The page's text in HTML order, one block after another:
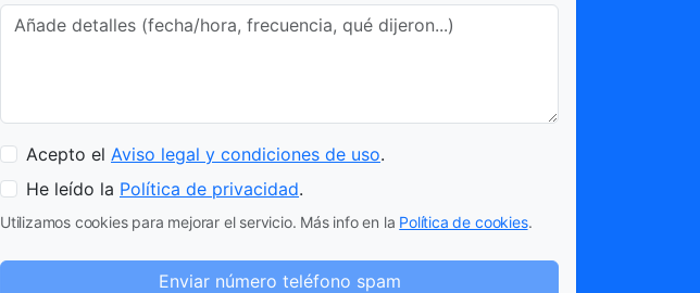
Acepto el Aviso legal y condiciones de uso.
He leído la Política de privacidad.
Utilizamos cookies para mejorar el servicio. Más info en la Política de cookies.
Enviar número teléfono spam